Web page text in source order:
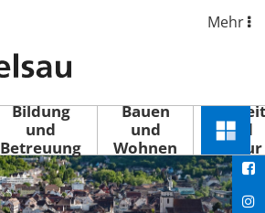
Mehr
Bildung
und
Betreuung
Bauen
und
Wohnen
Freizeit
und
Kultur
Menü